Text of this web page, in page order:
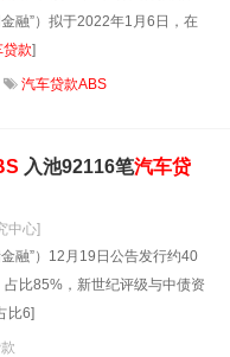
融”）拟于2022年1月6日，在
贷款]
汽车贷款ABS
入池92116笔汽车贷
中心]
融”）12月19日公告发行约40
占比85%，新世纪评级与中债资
比6]